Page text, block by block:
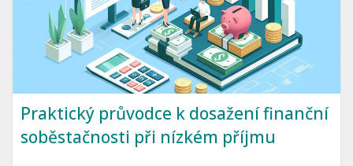
Praktický průvodce k dosažení finanční
soběstačnosti při nízkém příjmu